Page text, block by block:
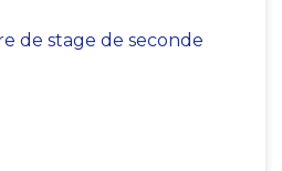
de stage de seconde